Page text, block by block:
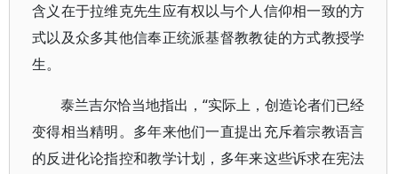
含义在于拉维克先生应有权以与个人信仰相一致的方
式以及众多其他信奉正统派基督教教徒的方式教授学
生。
泰兰吉尔恰当地指出，“实际上，创造论者们已经
变得相当精明。多年来他们一直提出充斥着宗教语言
的反进化论指控和教学计划，多年来这些诉求在宪法